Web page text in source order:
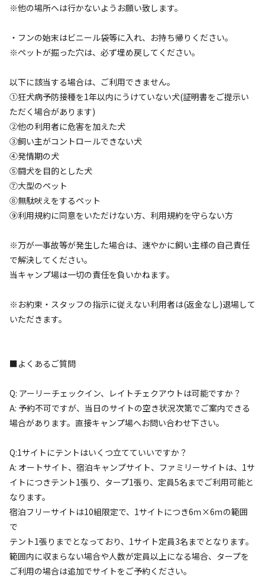
※他の場所へは行かないようお願い致します。
・フンの始末はビニール袋等に入れ、お持ち帰りください。
※ペットが掘った穴は、必ず埋め戻してください。
以下に該当する場合は、ご利用できません。
①狂犬病予防接種を1年以内にうけていない犬(証明書をご提示い
ただく場合があります)
②他の利用者に危害を加えた犬
③飼い主がコントロールできない犬
④発情期の犬
⑤闘犬を目的とした犬
⑦大型のペット
⑧無駄吠えをするペット
⑨利用規約に同意をいただけない方、利用規約を守らない方
※万が一事故等が発生した場合は、速やかに飼い主様の自己責任
で解決してください。
当キャンプ場は一切の責任を負いかねます。
※お約束・スタッフの指示に従えない利用者は(返金なし)退場して
いただきます。
■よくあるご質問
Q: アーリーチェックイン、レイトチェクアウトは可能ですか？
A: 予約不可ですが、当日のサイトの空き状況次第でご案内できる
場合があります。直接キャンプ場へお問い合わせ下さい。
Q:1サイトにテントはいくつ立てていいですか？
A: オートサイト、宿泊キャンプサイト、ファミリーサイトは、1サ
イトにつきテント1張り、タープ1張り、定員5名までご利用可能と
なります。
宿泊フリーサイトは10組限定で、1サイトにつき6ｍ×6ｍの範囲
で
テント1張りまでとなっており、1サイト定員3名までとなります。
範囲内に収まらない場合や人数が定員以上になる場合、タープを
ご利用の場合は追加でサイトをご予約ください。
チェックイン チェックアウト
利用人数
検索対象
キャンプサイト（
■宿泊キャンプサイト （フリーサイト）【定
AC電 車両乗り
地面 : 芝生 定員: 3名
料金目安：2,200円/泊
※利用日、人数によって変動する場合があります。
詳細・空き確認